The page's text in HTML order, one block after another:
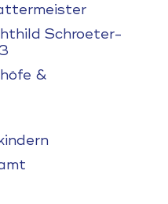
Schroeter-
&